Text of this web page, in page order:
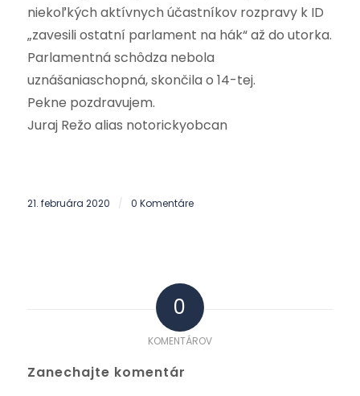
niekoľkých aktívnych účastníkov rozpravy k ID
„zavesili ostatní parlament na hák“ až do utorka.
Parlamentná schôdza nebola
uznášaniaschopná, skončila o 14-tej.
Pekne pozdravujem.
Juraj Režo alias notorickyobcan
21. februára 2020 / 0 Komentáre
0
KOMENTÁROV
Zanechajte komentár